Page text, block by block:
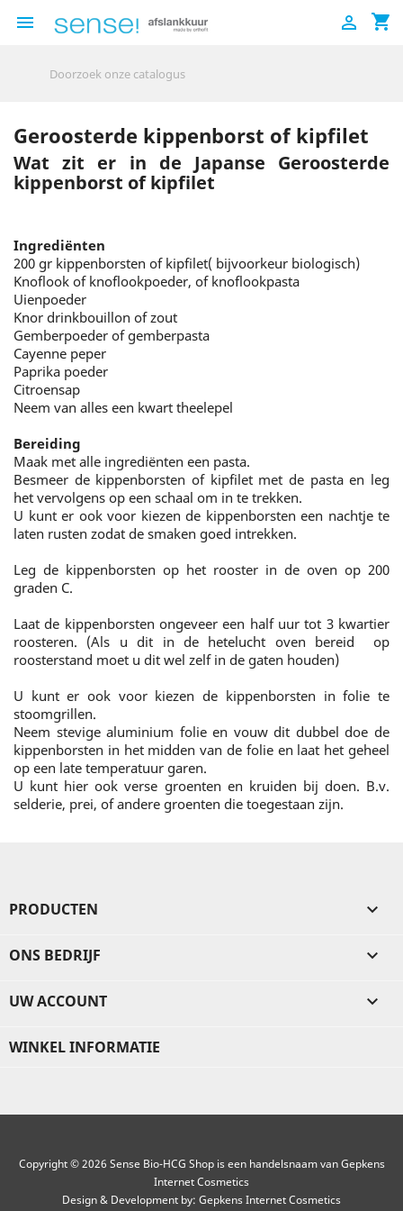
 shopping_cart

Geroosterde kippenborst of kipfilet
Wat zit er in de Japanse Geroosterde
kippenborst of kipfilet
Ingrediënten
200 gr kippenborsten of kipfilet( bijvoorkeur biologisch)
Knoflook of knoflookpoeder, of knoflookpasta
Uienpoeder
Knor drinkbouillon of zout
Gemberpoeder of gemberpasta
Cayenne peper
Paprika poeder
Citroensap
Neem van alles een kwart theelepel
Bereiding
Maak met alle ingrediënten een pasta.
Besmeer de kippenborsten of kipfilet met de pasta en leg
het vervolgens op een schaal om in te trekken.
U kunt er ook voor kiezen de kippenborsten een nachtje te
laten rusten zodat de smaken goed intrekken.
Leg de kippenborsten op het rooster in de oven op 200
graden C.
Laat de kippenborsten ongeveer een half uur tot 3 kwartier
roosteren. (Als u dit in de hetelucht oven bereid op
roosterstand moet u dit wel zelf in de gaten houden)
U kunt er ook voor kiezen de kippenborsten in folie te
stoomgrillen.
Neem stevige aluminium folie en vouw dit dubbel doe de
kippenborsten in het midden van de folie en laat het geheel
op een late temperatuur garen.
U kunt hier ook verse groenten en kruiden bij doen. B.v.
selderie, prei, of andere groenten die toegestaan zijn.
PRODUCTEN 
ONS BEDRIJF 
UW ACCOUNT 
WINKEL INFORMATIE
Copyright © 2026 Sense Bio-HCG Shop is een handelsnaam van Gepkens
Internet Cosmetics
Design & Development by: Gepkens Internet Cosmetics